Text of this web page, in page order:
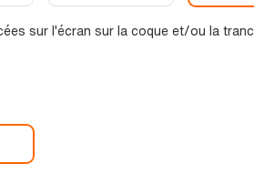
sur l'écran sur la coque et/ou la